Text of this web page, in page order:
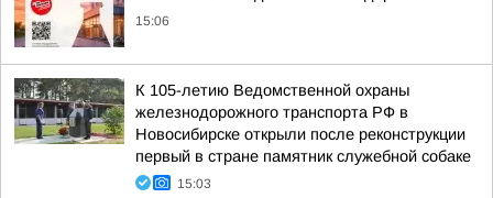
15:06
К 105-летию Ведомственной охраны
железнодорожного транспорта РФ в
Новосибирске открыли после реконструкции
первый в стране памятник служебной собаке
15:03